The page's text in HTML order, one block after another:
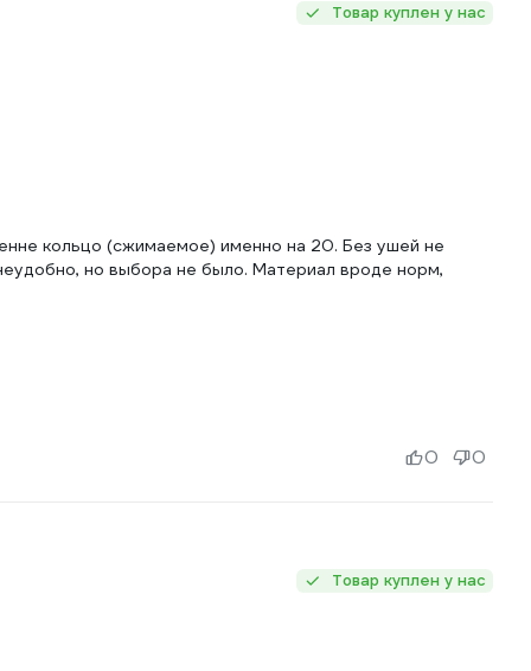
Товар куплен у нас
кольцо (сжимаемое) именно на 20. Без ушей не
но выбора не было. Материал вроде норм,
0 0
Товар куплен у нас